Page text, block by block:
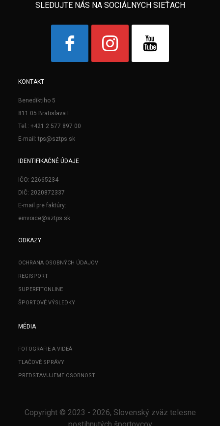
SLEDUJTE NÁS NA SOCIÁLNYCH SIEŤACH
KONTAKT
Benediktiho 5
811 05 Bratislava I
Tel.: +421 2 577 897 00
E-mail: tps@sztps.sk
IDENTIFIKAČNÉ ÚDAJE
IČO: 22665234
DIČ: 2020872337
E-mail pre faktúry:
einvoice@sztps.sk
ODKAZY
OCHRANA OSOBNÝCH ÚDAJOV
REGISPORT
SUPERFITONLINE
ŠPORTOVÉ VÝSLEDKY
MÉDIA
FOTOGRAFIE A VIDEÁ
TLAČOVÉ SPRÁVY
PREDSTAVUJEME OSOBNOSTI
Copyright © 2023 - 2026, Slovenský zväz telesne